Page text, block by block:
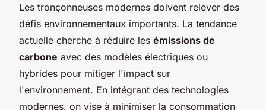
Les tronçonneuses modernes doivent relever des
défis environnementaux importants. La tendance
actuelle cherche à réduire les émissions de
carbone avec des modèles électriques ou
hybrides pour mitiger l'impact sur
l'environnement. En intégrant des technologies
modernes, on vise à minimiser la consommation